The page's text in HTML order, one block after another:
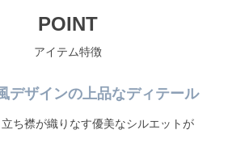
POINT
アイテム特徴
デザインの上品なディテール
ち襟が織りなす優美なシルエットが